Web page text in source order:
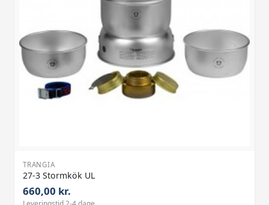
TRANGIA
27-3 Stormkök UL
660,00 kr.